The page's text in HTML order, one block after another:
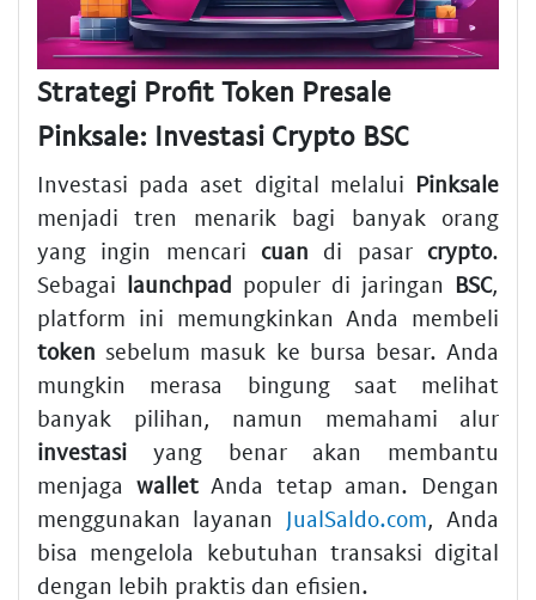
Strategi Profit Token Presale
Pinksale: Investasi Crypto BSC
Investasi pada aset digital melalui Pinksale
menjadi tren menarik bagi banyak orang
yang ingin mencari cuan di pasar crypto.
Sebagai launchpad populer di jaringan BSC,
platform ini memungkinkan Anda membeli
token sebelum masuk ke bursa besar. Anda
mungkin merasa bingung saat melihat
banyak pilihan, namun memahami alur
investasi yang benar akan membantu
menjaga walletAnda tetap aman. Dengan
menggunakan layanan JualSaldo.com, Anda
bisa mengelola kebutuhan transaksi digital
dengan lebih praktis dan efisien.